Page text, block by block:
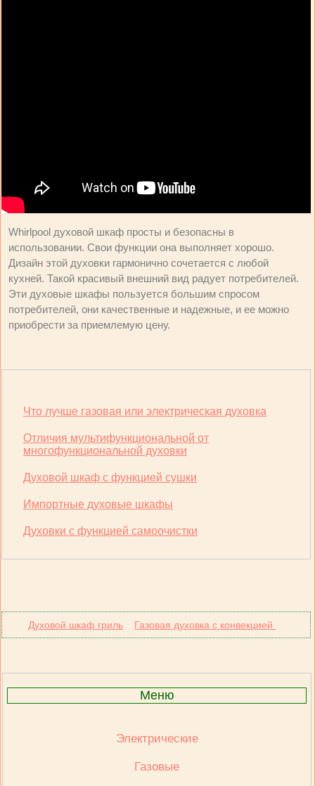
Whirlpool духовой шкаф просты и безопасны в
использовании. Свои функции она выполняет хорошо.
Дизайн этой духовки гармонично сочетается с любой
кухней. Такой красивый внешний вид радует потребителей.
Эти духовые шкафы пользуется большим спросом
потребителей, они качественные и надежные, и ее можно
приобрести за приемлемую цену.
Что лучше газовая или электрическая духовка
Отличия мультифункциональной от
многофункциональной духовки
Духовой шкаф с функцией сушки
Импортные духовые шкафы
Духовки с функцией самоочистки
Духовой шкаф гриль Газовая духовка с конвекцией
Меню
Электрические
Газовые